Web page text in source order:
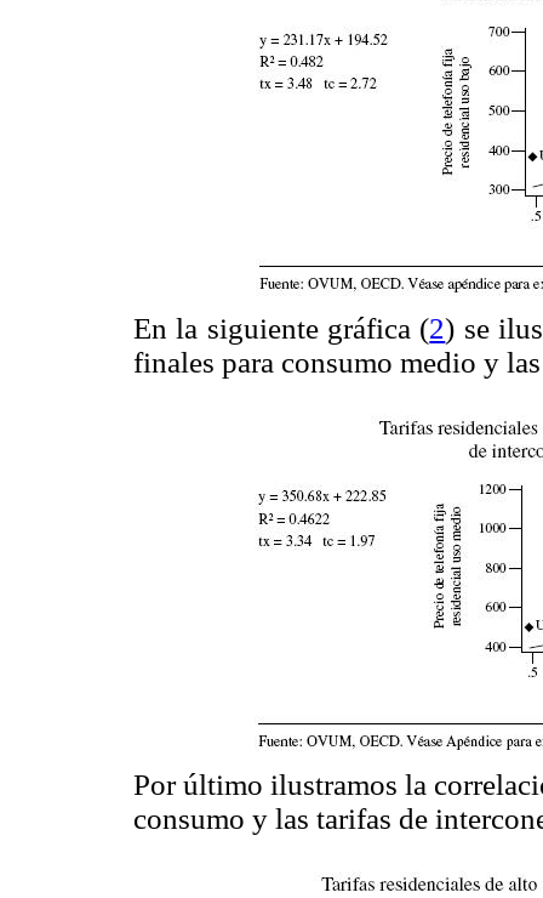
En la siguiente gráfica (2) se
finales para consumo medio y
Por último ilustramos la
consumo y las tarifas de